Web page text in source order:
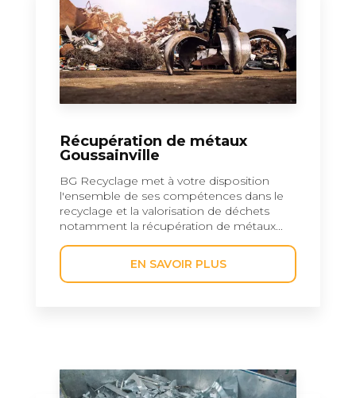
Récupération de métaux
Goussainville
BG Recyclage met à votre disposition
l'ensemble de ses compétences dans le
recyclage et la valorisation de déchets
notamment la récupération de métaux...
EN SAVOIR PLUS